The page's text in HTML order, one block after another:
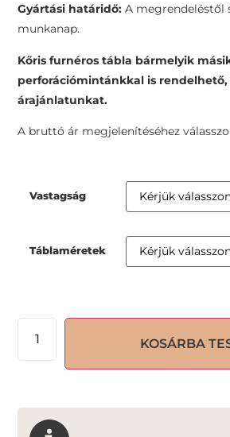
Gyártási határidő: A megrendeléstől
munkanap.
Kőris furnéros tábla bármelyik
perforációmintánkkal is
árajánlatunkat.
A bruttó ár megjelenítéséhez
Vastagság
Táblaméretek
KOSÁRBA